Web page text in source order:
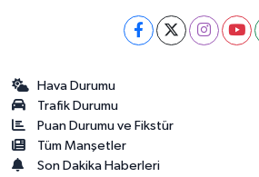
Hava Durumu
Trafik Durumu
Puan Durumu ve Fikstür
Tüm Manşetler
Son Dakika Haberleri